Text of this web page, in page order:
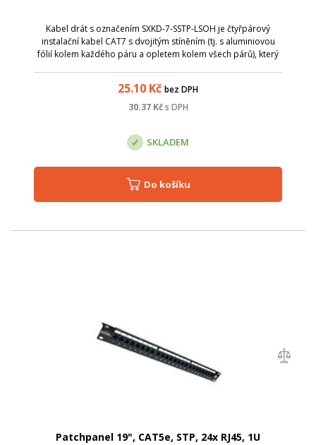
Kabel drát s označením SXKD-7-SSTP-LSOH je čtyřpárový
instalační kabel CAT7 s dvojitým stíněním (tj. s aluminiovou
fólií kolem každého páru a opletem kolem všech párů), který
25.10 Kč bez DPH
30.37Kč s DPH
SKLADEM
Do košíku
Patchpanel 19", CAT5e, STP, 24x RJ45, 1U